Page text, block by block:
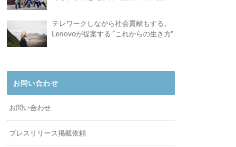
テレワークしながら社会貢献もする。
Lenovoが提案する ”これからの生き方"
お問い合わせ
お問い合わせ
プレスリリース掲載依頼